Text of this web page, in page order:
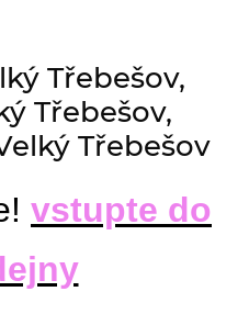
Třebešov,
Třebešov,
Třebešov
vstupte do